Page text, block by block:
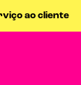
ao cliente